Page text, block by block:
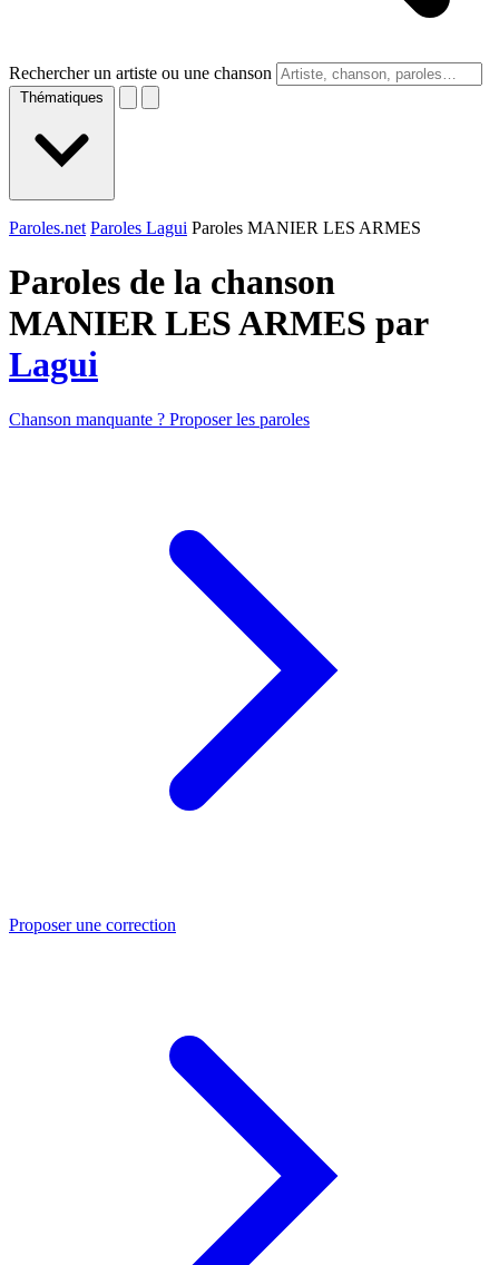
Rechercher un artiste ou une chanson
Thématiques
Paroles.net Paroles Lagui Paroles MANIER LES ARMES
Paroles de la chanson
MANIER LES ARMES par
Lagui
Chanson manquante ? Proposer les paroles
Proposer une correction